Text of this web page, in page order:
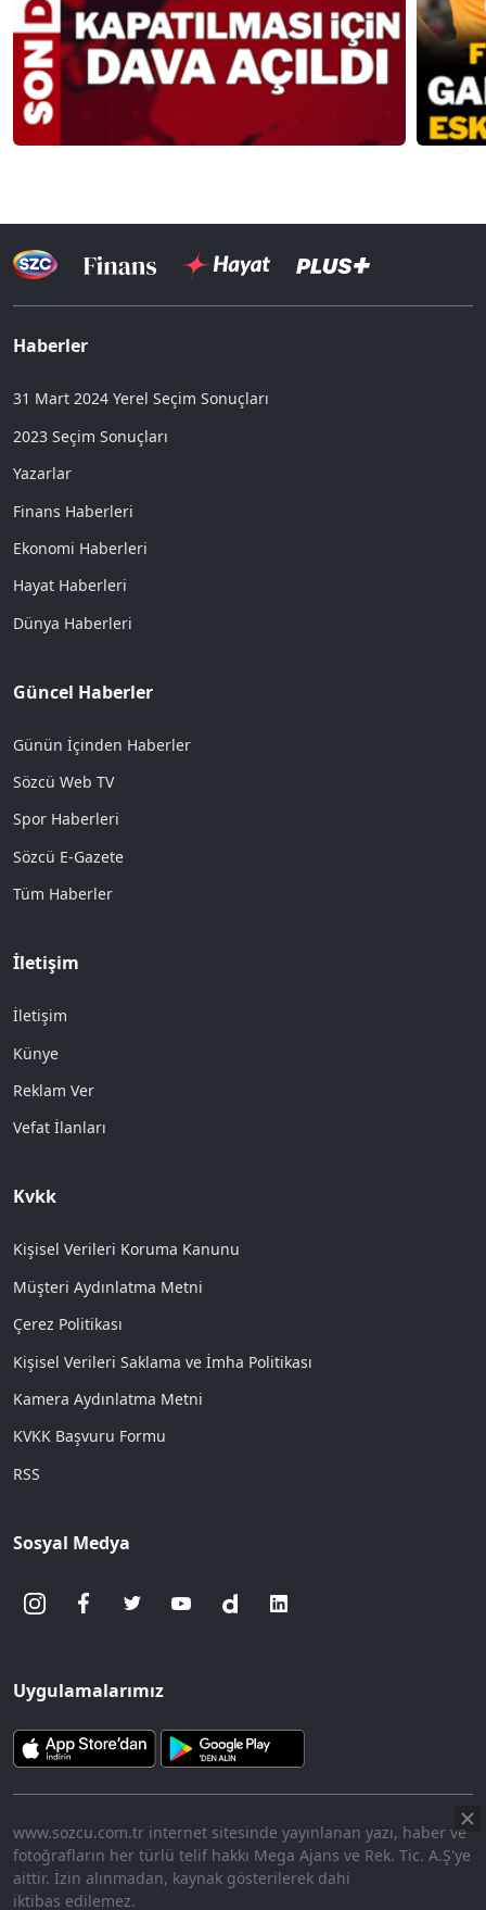
Haberler
31 Mart 2024 Yerel Seçim Sonuçları
2023 Seçim Sonuçları
Yazarlar
Finans Haberleri
Ekonomi Haberleri
Hayat Haberleri
Dünya Haberleri
Güncel Haberler
Günün İçinden Haberler
Sözcü Web TV
Spor Haberleri
Sözcü E-Gazete
Tüm Haberler
İletişim
İletişim
Künye
Reklam Ver
Vefat İlanları
Kvkk
Kişisel Verileri Koruma Kanunu
Müşteri Aydınlatma Metni
Çerez Politikası
Kişisel Verileri Saklama ve İmha Politikası
Kamera Aydınlatma Metni
KVKK Başvuru Formu
RSS
Sosyal Medya
Uygulamalarımız
www.sozcu.com.tr internet sitesinde yayınlanan yazı, haber ve
fotoğrafların her türlü telif hakkı Mega Ajans ve Rek. Tic. A.Ş'ye
aittir. İzin alınmadan, kaynak gösterilerek dahi
iktibas edilemez.